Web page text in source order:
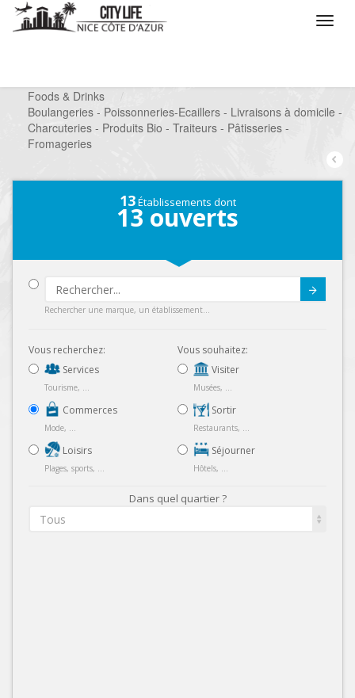
Foods & Drinks
/
Boulangeries - Poissonneries-Ecaillers - Livraisons à domicile -
Charcuteries - Produits Bio - Traiteurs - Pâtisseries -
Fromageries
13Établissements dont
13 ouverts
Rechercher une marque, un établissement...
Vous recherchez:
Services
Tourisme, ...
Commerces
Mode, ...
Loisirs
Plages, sports, ...
Vous souhaitez:
Visiter
Musées, ...
Sortir
Restaurants, ...
Séjourner
Hôtels, ...
Dans quel quartier ?
Tous